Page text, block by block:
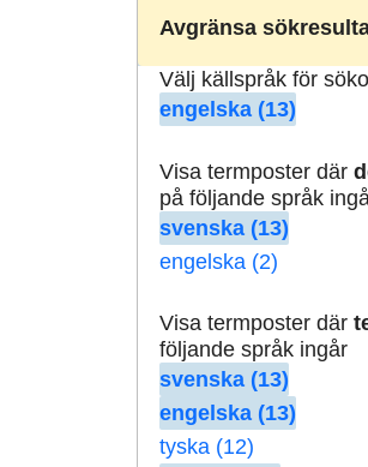
Avgränsa
Välj källspråk för
engelska (13)
Visa termposter där
på följande språk
svenska (13)
engelska (2)
Visa termposter där
följande språk ingår
svenska (13)
engelska (13)
tyska (12)